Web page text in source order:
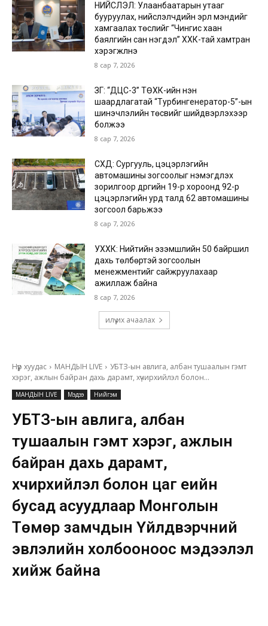
НИЙСЛЭЛ: Улаанбаатарын утааг
бууруулах, нийслэлчүүдийн эрүүл мэндийг
хамгаалах төслийг “Чингис хаан
баялгийн сан нэгдэл” ХХК-тай хамтран
хэрэгжүүлнэ
8 сар 7, 2026
ЗГ: “ДЦС-3” ТӨХК-ийн нэн
шаардлагатай “Турбингенератор-5”-ын
шинэчлэлийн төсвийг шийдвэрлэхээр
болжээ
8 сар 7, 2026
СХД: Сургууль, цэцэрлэгийн
автомашины зогсоолыг нэмэгдүүлэх
зорилгоор дүүргийн 19-р хороонд 92-р
цэцэрлэгийн урд талд 62 автомашины
зогсоол барьжээ
8 сар 7, 2026
УХХК: Нийтийн эзэмшлийн 50 байршил
дахь төлбөртэй зогсоолын
менежментийг сайжруулахаар
ажиллаж байна
8 сар 7, 2026
илүү их ачаалах